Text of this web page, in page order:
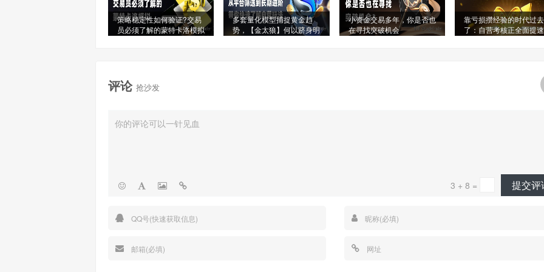
策略稳定性如何验证?交易
员必须了解的蒙特卡洛模拟
多套量化模型捕捉黄金趋
势，【金太狼】何以跻身明
小资金交易多年，你是否也
在寻找突破机会
靠亏损攒经验的时代过去
了：自营考核正全面提
评论 抢沙发
3 + 8 = 提交评